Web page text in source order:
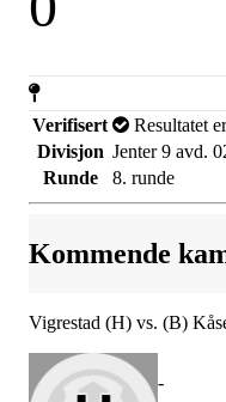
Verifisert
Resultatet
Divisjon Jenter 9 avd.
Runde
8. runde
Kommende
Vigrestad (H) vs. (B)
-